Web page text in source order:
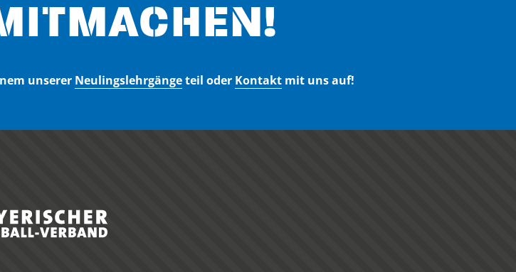
unserer Neulingslehrgängeteil oder Kontaktmit uns auf!